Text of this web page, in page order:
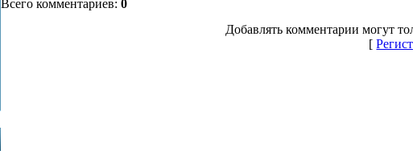
Всего комментариев: 0
Добавлять комментарии могут
[